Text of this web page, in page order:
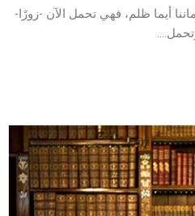
أيما ظلم، فهي تحمل الآن -زورًا-